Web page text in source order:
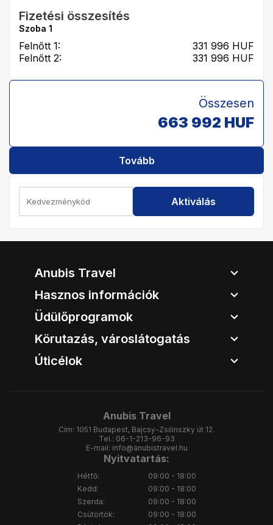
Fizetési összesítés
Szoba 1
Felnőtt 1: 331 996 HUF
Felnőtt 2:
331 996 HUF
Összesen
663 992 HUF
Tovább
Aktiválás
Anubis Travel
Hasznos információk
Üdülőprogramok
Körutazás, városlátogatás
Úticélok
Anubis Travel
Cím: 1051 Budapest, Bajcsy-Zsilinszky út 12.
Tel.: 06-1-213-96-93
E-mail: info@anubistravel.hu
Nyitvatartás:
Hétfő:
Kedd:
Szerda:
Csütörtök:
09:00 - 18:00
09:00 - 18:00
09:00 - 18:00
09:00 - 18:00